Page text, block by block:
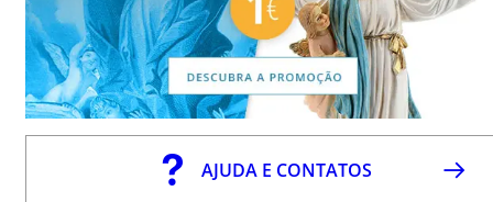
AJUDA E CONTATOS